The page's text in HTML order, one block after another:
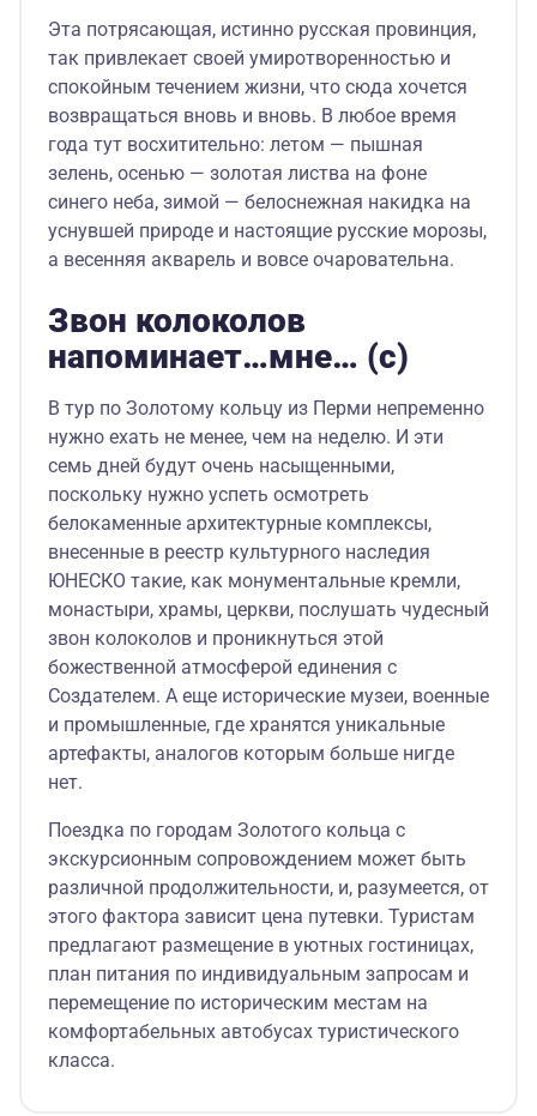
Эта потрясающая, истинно русская провинция,
так привлекает своей умиротворенностью и
спокойным течением жизни, что сюда хочется
возвращаться вновь и вновь. В любое время
года тут восхитительно: летом — пышная
зелень, осенью — золотая листва на фоне
синего неба, зимой — белоснежная накидка на
уснувшей природе и настоящие русские морозы,
а весенняя акварель и вовсе очаровательна.
Звон колоколов
напоминает…мне… (с)
В тур по Золотому кольцу из Перми непременно
нужно ехать не менее, чем на неделю. И эти
семь дней будут очень насыщенными,
поскольку нужно успеть осмотреть
белокаменные архитектурные комплексы,
внесенные в реестр культурного наследия
ЮНЕСКО такие, как монументальные кремли,
монастыри, храмы, церкви, послушать чудесный
звон колоколов и проникнуться этой
божественной атмосферой единения с
Создателем. А еще исторические музеи, военные
и промышленные, где хранятся уникальные
артефакты, аналогов которым больше нигде
нет.
Поездка по городам Золотого кольца с
экскурсионным сопровождением может быть
различной продолжительности, и, разумеется, от
этого фактора зависит цена путевки. Туристам
предлагают размещение в уютных гостиницах,
план питания по индивидуальным запросам и
перемещение по историческим местам на
комфортабельных автобусах туристического
класса.